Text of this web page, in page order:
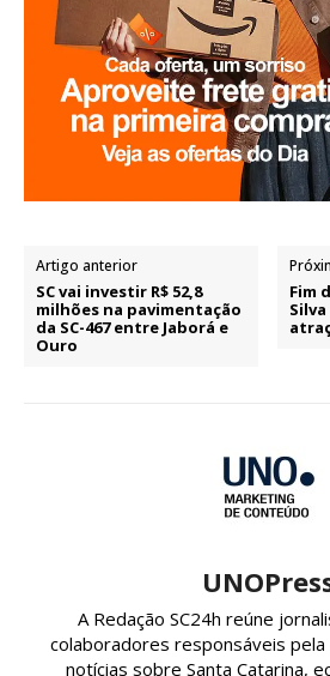
Artigo anterior
SC vai investir R$ 52,8
milhões na pavimentação
da SC-467 entre Jaborá e
Ouro
Fim
A Redação SC24h reúne
colaboradores responsáveis
notícias sobre Santa Catarina,